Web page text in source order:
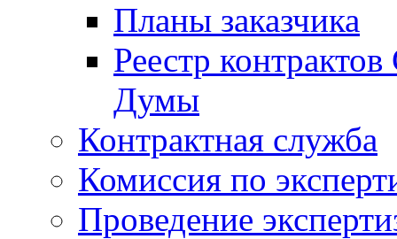
Планы заказчика
Реестр
Думы
Контрактная служба
Комиссия по
Проведение